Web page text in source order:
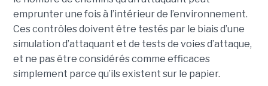
emprunter une fois à l’intérieur de l’environnement.
Ces contrôles doivent être testés par le biais d’une
simulation d’attaquant et de tests de voies d’attaque,
et ne pas être considérés comme efficaces
simplement parce qu’ils existent sur le papier.